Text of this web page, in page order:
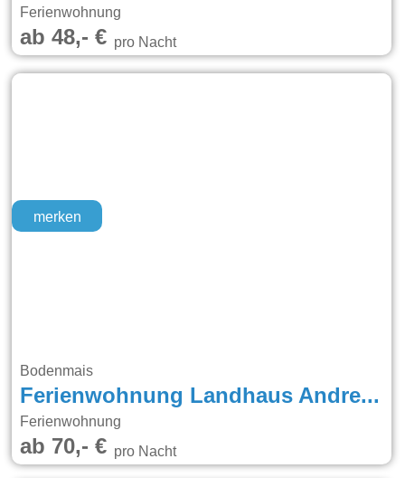
Ferienwohnung
ab 48,- €pro Nacht
merken
Bodenmais
Ferienwohnung Landhaus Andreas
Ferienwohnung
ab 70,- €pro Nacht